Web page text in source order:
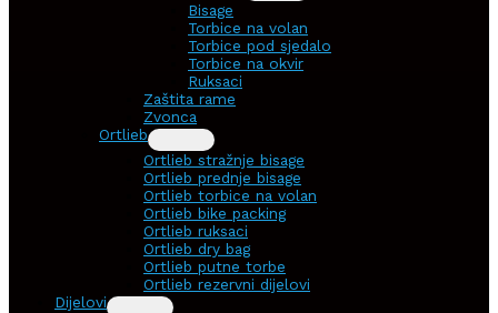
Bisage
Torbice na volan
Torbice pod sjedalo
Torbice na okvir
Ruksaci
Zaštita rame
Zvonca
Ortlieb
Ortlieb stražnje bisage
Ortlieb prednje bisage
Ortlieb torbice na volan
Ortlieb bike packing
Ortlieb ruksaci
Ortlieb dry bag
Ortlieb putne torbe
Ortlieb rezervni dijelovi
Dijelovi